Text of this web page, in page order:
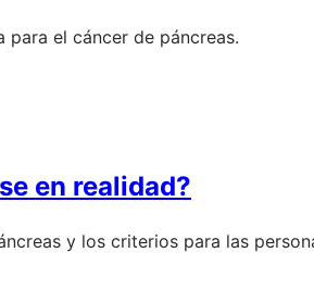
para el cáncer de páncreas.
en realidad?
y los criterios para las